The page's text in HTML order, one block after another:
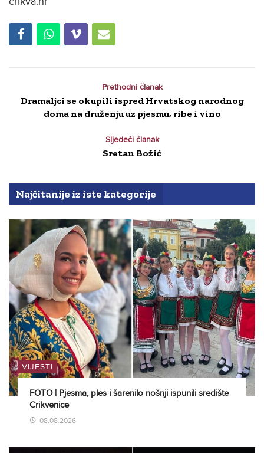
Prethodni članak
Dramaljci se okupili ispred Hrvatskog narodnog
doma na druženju uz pjesmu, ribe i vino
Sljedeći članak
Sretan Božić
Najčitanije iz iste kategorije
VIJESTI
FOTO | Pjesma, ples i šarenilo nošnji ispunili središte
Crikvenice
08.08.2026